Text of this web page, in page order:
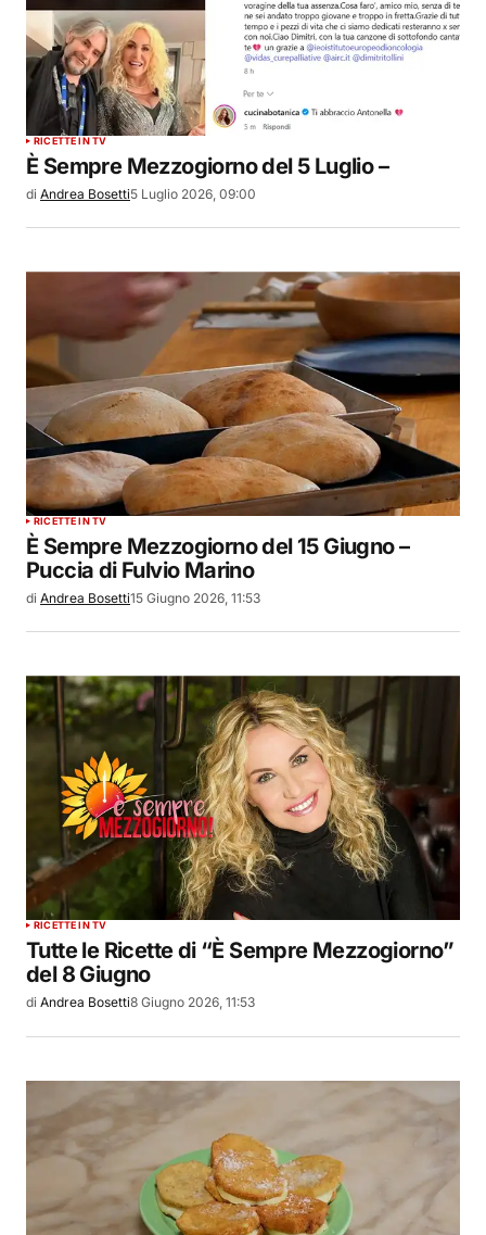
RICETTE IN TV
È Sempre Mezzogiorno del 5 Luglio –
di Andrea Bosetti5 Luglio 2026, 09:00
RICETTE IN TV
È Sempre Mezzogiorno del 15 Giugno –
Puccia di Fulvio Marino
di Andrea Bosetti15 Giugno 2026, 11:53
RICETTE IN TV
Tutte le Ricette di “È Sempre Mezzogiorno”
del 8 Giugno
di Andrea Bosetti8 Giugno 2026, 11:53